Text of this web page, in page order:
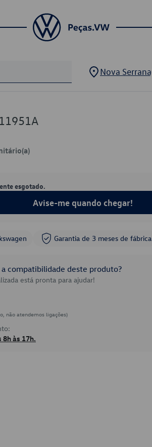
Nova Serrana
esgotado.
Avise-me quando chegar!
Garantia de 3 meses de fábrica
compatibilidade deste produto?
está pronta para ajudar!
não atendemos ligações)
8h às 17h.